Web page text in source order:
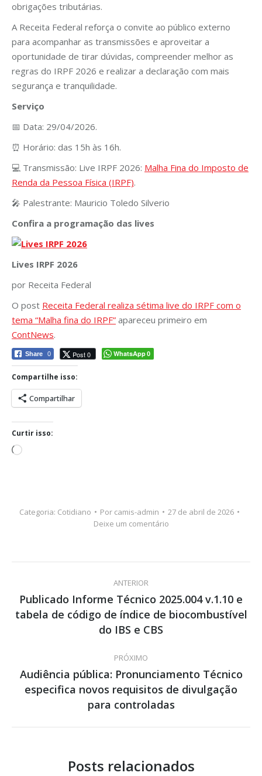
obrigações tributárias.
A Receita Federal reforça o convite ao público externo
para acompanhar as transmissões e aproveitar a
oportunidade de tirar dúvidas, compreender melhor as
regras do IRPF 2026 e realizar a declaração com mais
segurança e tranquilidade.
Serviço
📅 Data: 29/04/2026.
⏰ Horário: das 15h às 16h.
💻 Transmissão: Live IRPF 2026: Malha Fina do Imposto de
Renda da Pessoa Física (IRPF).
🎤 Palestrante: Mauricio Toledo Silverio
Confira a programação das lives
Lives IRPF 2026
por Receita Federal
O post Receita Federal realiza sétima live do IRPF com o
tema “Malha fina do IRPF” apareceu primeiro em
ContNews.
Share 0 Post 0 WhatsApp0
Compartilhe isso:
Compartilhar
Curtir isso:
Carregando...
Categoria: Cotidiano Por camis-admin
27 de abril de 2026
Deixe um comentário
Navegação
de
post:
ANTERIOR
Post
anterior:
Publicado Informe Técnico 2025.004 v.1.10 e
tabela de código de índice de biocombustível
do IBS e CBS
PRÓXIMO
Próximo
post:
Audiência pública: Pronunciamento Técnico
especifica novos requisitos de divulgação
para controladas
Posts relacionados